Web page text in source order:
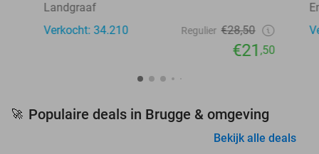
Landgraaf
Verkocht: 34.210
Regulier €28,50
€21,50
🚀 Populaire deals in Brugge & omgeving
Bekijk alle deals